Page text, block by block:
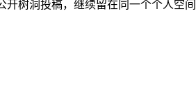
开树洞投稿，继续留在同一个个人空间